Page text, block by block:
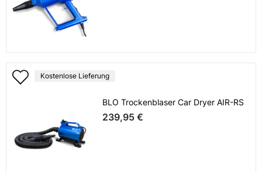
Kostenlose Lieferung
BLO Trockenblaser Car Dryer AIR-RS
239,95 €